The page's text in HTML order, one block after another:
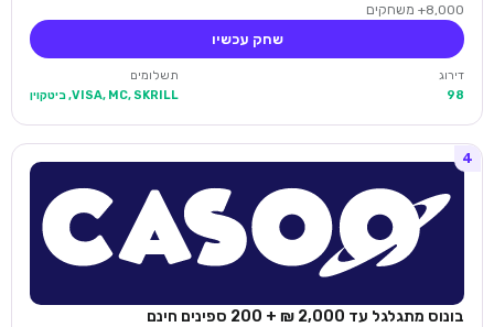
8,000+ משחקים
שחק עכשיו
דירוג
98
תשלומים
VISA, MC, SKRILL, ביטקוין
4
בונוס מתגלגל עד 2,000 ₪ + 200 ספינים חינם